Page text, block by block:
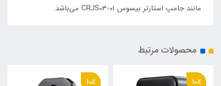
مانند جامپ استارتر بیسوس CRJS03-01 می‌باشد.
محصولات مرتبط
10٪ 10٪